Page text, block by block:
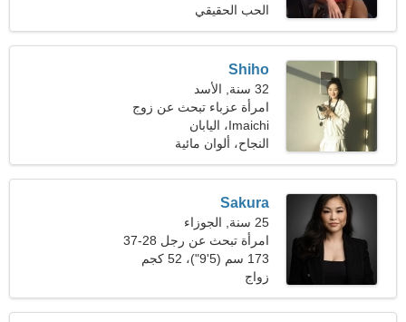
الحب الحقيقي
Shiho
32 سنة, الأسد
امرأة عزباء تبحث عن زوج
Imaichi، اليابان
النجاح، ألوان مائية
Sakura
25 سنة, الجوزاء
امرأة تبحث عن رجل 28-37
173 سم (5'9")، 52 كجم
(114 رطلا)زواج